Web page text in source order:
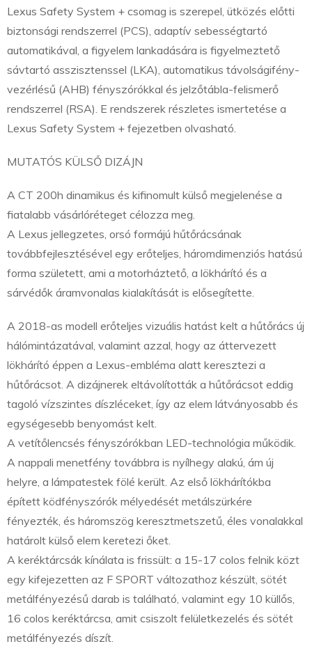
Lexus Safety System + csomag is szerepel, ütközés előtti
biztonsági rendszerrel (PCS), adaptív sebességtartó
automatikával, a figyelem lankadására is figyelmeztető
sávtartó asszisztenssel (LKA), automatikus távolságifény-
vezérlésű (AHB) fényszórókkal és jelzőtábla-felismerő
rendszerrel (RSA). E rendszerek részletes ismertetése a
Lexus Safety System + fejezetben olvasható.
MUTATÓS KÜLSŐ DIZÁJN
A CT 200h dinamikus és kifinomult külső megjelenése a
fiatalabb vásárlóréteget célozza meg.
A Lexus jellegzetes, orsó formájú hűtőrácsának
továbbfejlesztésével egy erőteljes, háromdimenziós hatású
forma született, ami a motorháztető, a lökhárító és a
sárvédők áramvonalas kialakítását is elősegítette.
A 2018-as modell erőteljes vizuális hatást kelt a hűtőrács új
hálómintázatával, valamint azzal, hogy az áttervezett
lökhárító éppen a Lexus-embléma alatt keresztezi a
hűtőrácsot. A dizájnerek eltávolították a hűtőrácsot eddig
tagoló vízszintes díszléceket, így az elem látványosabb és
egységesebb benyomást kelt.
A vetítőlencsés fényszórókban LED-technológia működik.
A nappali menetfény továbbra is nyílhegy alakú, ám új
helyre, a lámpatestek fölé került. Az első lökhárítókba
épített ködfényszórók mélyedését metálszürkére
fényezték, és háromszög keresztmetszetű, éles vonalakkal
határolt külső elem keretezi őket.
A keréktárcsák kínálata is frissült: a 15-17 colos felnik közt
egy kifejezetten az F SPORT változathoz készült, sötét
metálfényezésű darab is található, valamint egy 10 küllős,
16 colos keréktárcsa, amit csiszolt felületkezelés és sötét
metálfényezés díszít.